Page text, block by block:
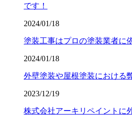
です！
2024/01/18
塗装工事はプロの塗装業者に
2024/01/18
外壁塗装や屋根塗装における
2023/12/19
株式会社アーキリペイントに